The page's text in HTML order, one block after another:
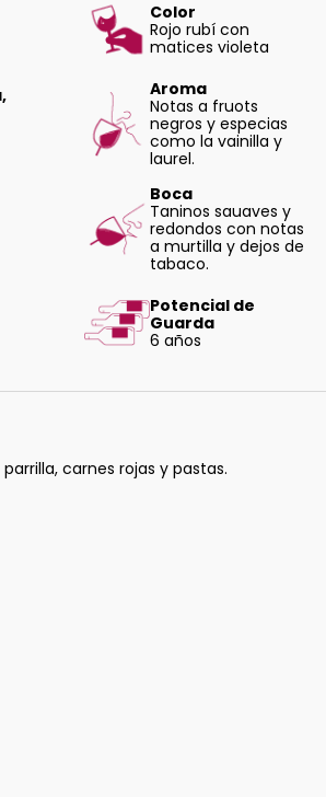
Color
Rojo rubí con
matices violeta
Aroma
Notas a fruots
negros y especias
como la vainilla y
laurel.
Boca
Taninos sauaves y
redondos con notas
a murtilla y dejos de
tabaco.
Potencial de
Guarda
6 años
carnes rojas y pastas.